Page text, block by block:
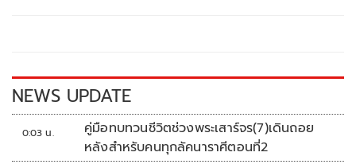
k k
NEWS UPDATE
0:03 น.
คู่มือทบทวนชีวิตช่วงพระเสาร์จร(7)เดินถอย
หลังสำหรับคนทุกลัคนาราศีตอนที่2